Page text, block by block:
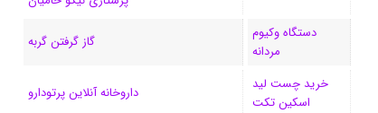
دستگاه وکیوم
مردانه
گاز گرفتن گربه
خرید چست لید
اسکین تکت
داروخانه آنلاین پرتودارو